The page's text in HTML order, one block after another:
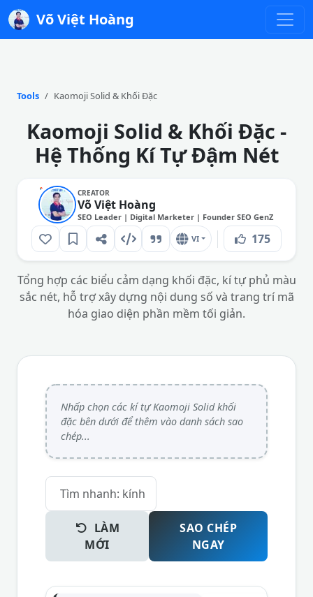
Võ Việt Hoàng
Tools Kaomoji Solid & Khối Đặc
Kaomoji Solid & Khối Đặc -
Hệ Thống Kí Tự Đậm Nét
CREATOR
Võ Việt Hoàng
SEO Leader | Digital Marketer | Founder SEO GenZ
VI 175
Tổng hợp các biểu cảm dạng khối đặc, kí tự phủ màu
sắc nét, hỗ trợ xây dựng nội dung số và trang trí mã
hóa giao diện phần mềm tối giản.
LÀM
MỚI
SAO CHÉP
NGAY